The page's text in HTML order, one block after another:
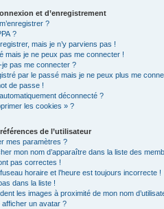
et d’enregistrement
?
?
mais je n’y parviens pas !
mais je ne peux pas me connecter !
je pas me connecter ?
par le passé mais je ne peux plus me
de passe !
déconnecté ?
les cookies » ?
de l’utilisateur
mes paramètres ?
mon nom d’apparaître dans la liste des
pas correctes !
horaire et l’heure est toujours incorrecte !
dans la liste !
les images à proximité de mon nom
afficher un avatar ?